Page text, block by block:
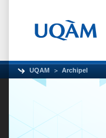
UQAM Archipel